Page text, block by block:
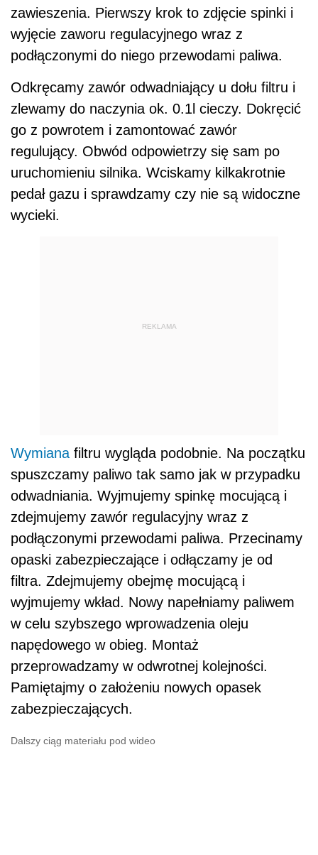
zawieszenia. Pierwszy krok to zdjęcie spinki i
wyjęcie zaworu regulacyjnego wraz z
podłączonymi do niego przewodami paliwa.
Odkręcamy zawór odwadniający u dołu filtru i
zlewamy do naczynia ok. 0.1l cieczy. Dokręcić
go z powrotem i zamontować zawór
regulujący. Obwód odpowietrzy się sam po
uruchomieniu silnika. Wciskamy kilkakrotnie
pedał gazu i sprawdzamy czy nie są widoczne
wycieki.
REKLAMA
Wymiana filtru wygląda podobnie. Na początku
spuszczamy paliwo tak samo jak w przypadku
odwadniania. Wyjmujemy spinkę mocującą i
zdejmujemy zawór regulacyjny wraz z
podłączonymi przewodami paliwa. Przecinamy
opaski zabezpieczające i odłączamy je od
filtra. Zdejmujemy obejmę mocującą i
wyjmujemy wkład. Nowy napełniamy paliwem
w celu szybszego wprowadzenia oleju
napędowego w obieg. Montaż
przeprowadzamy w odwrotnej kolejności.
Pamiętajmy o założeniu nowych opasek
zabezpieczających.
Dalszy ciąg materiału pod wideo